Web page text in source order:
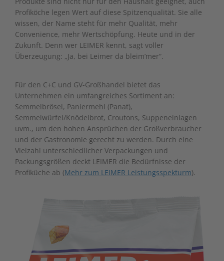
Profiköche legen Wert auf diese Spitzenqualität. Sie alle
wissen, der Name steht für mehr Qualität, mehr
Convenience, mehr Wertschöpfung. Heute und in der
Zukunft. Denn wer LEIMER kennt, sagt voller
Überzeugung: „Ja, bei Leimer da bleim’mer“.
Für den C+C und GV-Großhandel bietet das
Unternehmen ein umfangreiches Sortiment an:
Semmelbrösel, Paniermehl (Panat),
Semmelwürfel/Knödelbrot, Croutons, Suppeneinlagen
uvm., um den hohen Ansprüchen der Großverbraucher
und der Gastronomie gerecht zu werden. Durch eine
Vielzahl unterschiedlicher Verpackungen und
Packungsgrößen deckt LEIMER die Bedürfnisse der
Profiküche ab (Mehr zum LEIMER Leistungsspekturm).